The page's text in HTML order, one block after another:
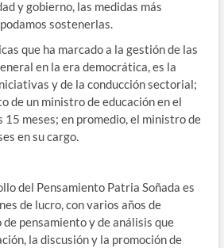
y gobierno, las medidas más
sostenerlas.
que ha marcado a la gestión de las
en la era democrática, es la
y de la conducción sectorial;
de un ministro de educación en el
15 meses; en promedio, el ministro de
en su cargo.
del Pensamiento Patria Soñada es
de lucro, con varios años de
pensamiento y de análisis que
la discusión y la promoción de